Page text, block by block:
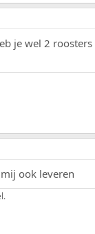
je wel 2
ook leveren